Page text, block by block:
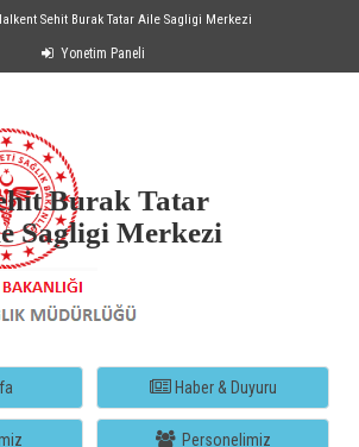
Sehit Burak Tatar Aile Sagligi Merkezi
Yonetim Paneli
Burak Tatar
Sagligi Merkezi
Haber & Duyuru
Personelimiz